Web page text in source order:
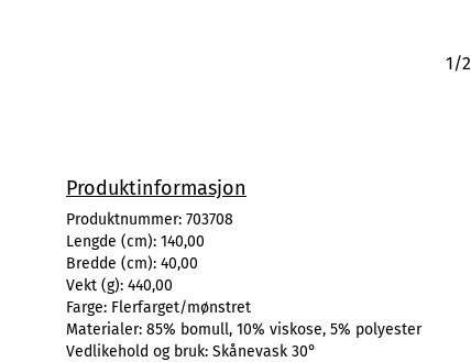
1/2
Produktinformasjon
Produktnummer: 703708
Lengde (cm): 140,00
Bredde (cm): 40,00
Vekt (g): 440,00
Farge: Flerfarget/mønstret
Materialer: 85% bomull, 10% viskose, 5% polyester
Vedlikehold og bruk: Skånevask 30°